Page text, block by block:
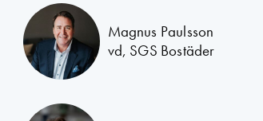
Magnus Paulsson
vd, SGS Bostäder